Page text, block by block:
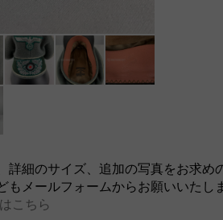
詳細のサイズ、追加の写真をお求
メールフォームからお願いいたし
こちら